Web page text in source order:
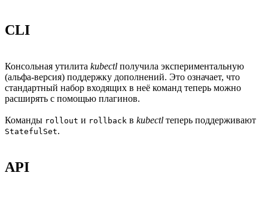
CLI
Консольная утилита kubectl получила экспериментальную
(альфа-версия) поддержку дополнений. Это означает, что
стандартный набор входящих в неё команд теперь можно
расширять с помощью плагинов.
Команды rollout и rollback в kubectl теперь поддерживают
StatefulSet.
API